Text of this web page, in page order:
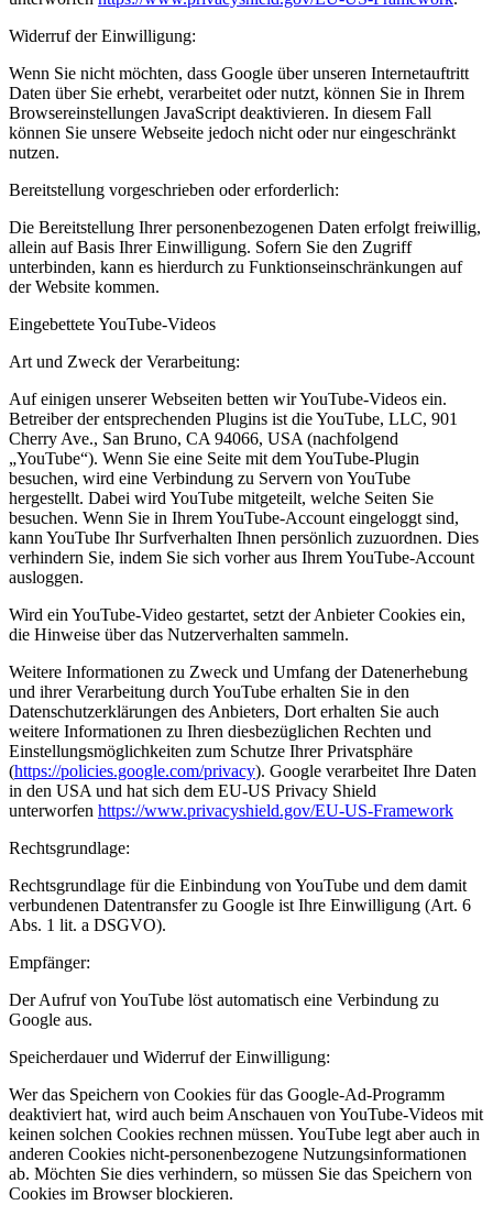
Widerruf der Einwilligung:
Wenn Sie nicht möchten, dass Google über unseren Internetauftritt
Daten über Sie erhebt, verarbeitet oder nutzt, können Sie in Ihrem
Browsereinstellungen JavaScript deaktivieren. In diesem Fall
können Sie unsere Webseite jedoch nicht oder nur eingeschränkt
nutzen.
Bereitstellung vorgeschrieben oder erforderlich:
Die Bereitstellung Ihrer personenbezogenen Daten erfolgt freiwillig,
allein auf Basis Ihrer Einwilligung. Sofern Sie den Zugriff
unterbinden, kann es hierdurch zu Funktionseinschränkungen auf
der Website kommen.
Eingebettete YouTube-Videos
Art und Zweck der Verarbeitung:
Auf einigen unserer Webseiten betten wir YouTube-Videos ein.
Betreiber der entsprechenden Plugins ist die YouTube, LLC, 901
Cherry Ave., San Bruno, CA 94066, USA (nachfolgend
„YouTube“). Wenn Sie eine Seite mit dem YouTube-Plugin
besuchen, wird eine Verbindung zu Servern von YouTube
hergestellt. Dabei wird YouTube mitgeteilt, welche Seiten Sie
besuchen. Wenn Sie in Ihrem YouTube-Account eingeloggt sind,
kann YouTube Ihr Surfverhalten Ihnen persönlich zuzuordnen. Dies
verhindern Sie, indem Sie sich vorher aus Ihrem YouTube-Account
ausloggen.
Wird ein YouTube-Video gestartet, setzt der Anbieter Cookies ein,
die Hinweise über das Nutzerverhalten sammeln.
Weitere Informationen zu Zweck und Umfang der Datenerhebung
und ihrer Verarbeitung durch YouTube erhalten Sie in den
Datenschutzerklärungen des Anbieters, Dort erhalten Sie auch
weitere Informationen zu Ihren diesbezüglichen Rechten und
Einstellungsmöglichkeiten zum Schutze Ihrer Privatsphäre
(https://policies.google.com/privacy). Google verarbeitet Ihre Daten
in den USA und hat sich dem EU-US Privacy Shield
unterworfen https://www.privacyshield.gov/EU-US-Framework
Rechtsgrundlage:
Rechtsgrundlage für die Einbindung von YouTube und dem damit
verbundenen Datentransfer zu Google ist Ihre Einwilligung (Art. 6
Abs. 1 lit. a DSGVO).
Empfänger:
Der Aufruf von YouTube löst automatisch eine Verbindung zu
Google aus.
Speicherdauer und Widerruf der Einwilligung:
Wer das Speichern von Cookies für das Google-Ad-Programm
deaktiviert hat, wird auch beim Anschauen von YouTube-Videos mit
keinen solchen Cookies rechnen müssen. YouTube legt aber auch in
anderen Cookies nicht-personenbezogene Nutzungsinformationen
ab. Möchten Sie dies verhindern, so müssen Sie das Speichern von
Cookies im Browser blockieren.